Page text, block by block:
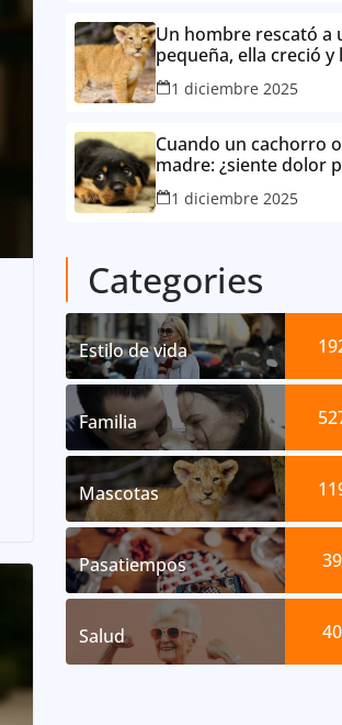
Un hombre rescató a
pequeña, ella creció y
consideró su mejor
1 diciembre 2025
Cuando un cachorro
madre: ¿siente dolor
separación?
1 diciembre 2025
Categories
Estilo de vida
Familia
Mascotas
Pasatiempos 39
Salud 40